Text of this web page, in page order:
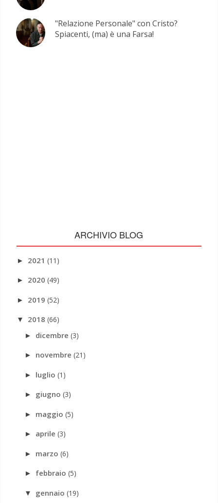
"Relazione Personale" con Cristo?
Spiacenti, (ma) è una Farsa!
ARCHIVIO BLOG
► 2021 (11)
► 2020 (49)
► 2019 (52)
▼ 2018 (66)
► dicembre(3)
► novembre(21)
► luglio(1)
► giugno(3)
► maggio(5)
► aprile(3)
► marzo(6)
► febbraio(5)
▼ gennaio(19)